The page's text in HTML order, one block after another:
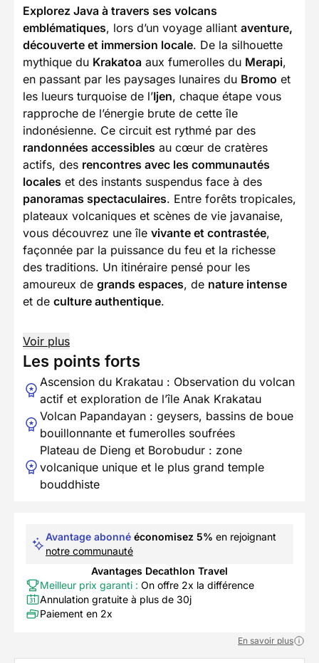
Explorez Java à travers ses volcans
emblématiques, lors d’un voyage alliant aventure,
découverte et immersion locale. De la silhouette
mythique du Krakatoa aux fumerolles du Merapi,
en passant par les paysages lunaires du Bromo et
les lueurs turquoise de l’Ijen, chaque étape vous
rapproche de l’énergie brute de cette île
indonésienne. Ce circuit est rythmé par des
randonnées accessibles au cœur de cratères
actifs, des rencontres avec les communautés
locales et des instants suspendus face à des
panoramas spectaculaires. Entre forêts tropicales,
plateaux volcaniques et scènes de vie javanaise,
vous découvrez une île vivante et contrastée,
façonnée par la puissance du feu et la richesse
des traditions. Un itinéraire pensé pour les
amoureux de grands espaces, de nature intense
et de culture authentique.
Voir plus
Les points forts
Ascension du Krakatau : Observation du volcan
actif et exploration de l’île Anak Krakatau
Volcan Papandayan : geysers, bassins de boue
bouillonnante et fumerolles soufrées
Plateau de Dieng et Borobudur : zone
volcanique unique et le plus grand temple
bouddhiste
Avantage abonné économisez 5% en rejoignant
notre communauté
Avantages Decathlon Travel
Meilleur prix garanti : On offre 2x la différence
Annulation gratuite à plus de 30j
Paiement en 2x
En savoir plus